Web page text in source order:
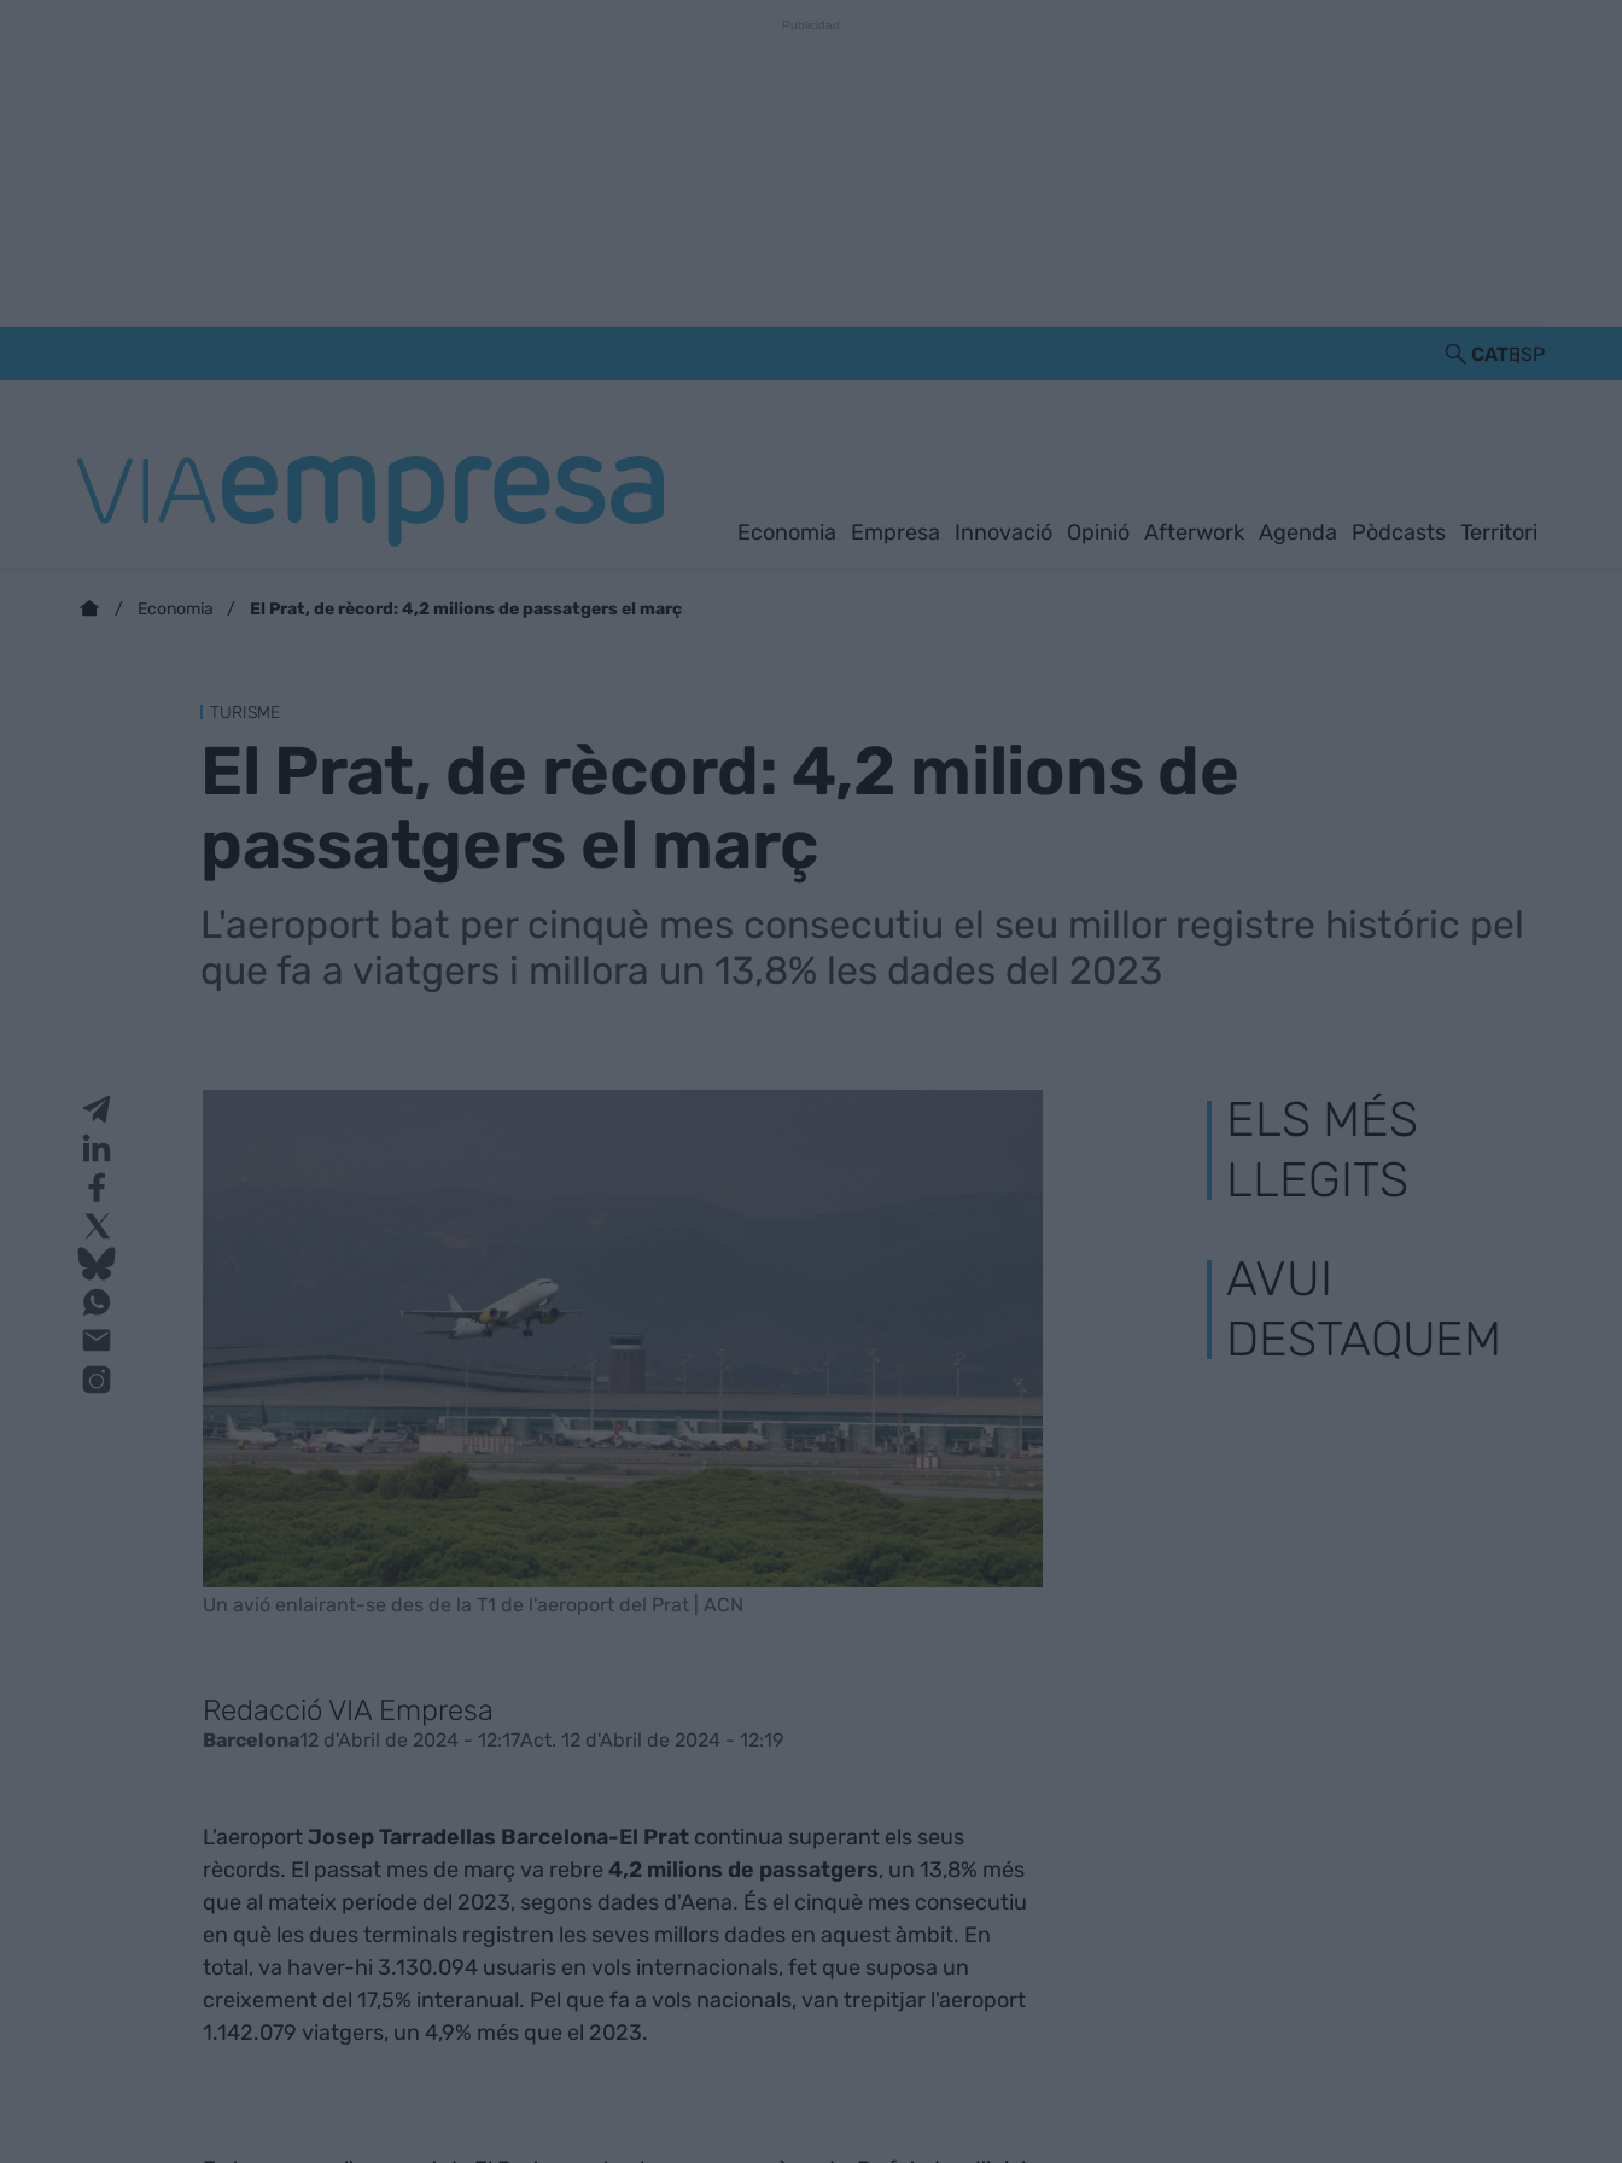
CATESP
Economia Empresa Innovació Opinió Afterwork Agenda Pòdcasts Territori
Economia El Prat, de rècord: 4,2 milions de passatgers el març
TURISME
El Prat, de rècord: 4,2 milions de
passatgers el març
L'aeroport bat per cinquè mes consecutiu el seu millor registre históric pel
que fa a viatgers i millora un 13,8% les dades del 2023
Un avió enlairant-se des de la T1 de l'aeroport del Prat | ACN
Redacció VIA Empresa
Barcelona12 d'Abril de 2024 - 12:17Act. 12 d'Abril de 2024 - 12:19
L'aeroportJosep Tarradellas Barcelona-El Pratcontinua superant els seus
rècords. El passat mes de març va rebre 4,2 milions de passatgers, un 13,8% més
que al mateix període del 2023, segons dades d'Aena. És el cinquè mes consecutiu
en què les dues terminals registren les seves millors dades en aquest àmbit. En
total, va haver-hi 3.130.094 usuaris en vols internacionals, fet que suposa un
creixement del 17,5% interanual. Pel que fa a vols nacionals, van trepitjar l'aeroport
1.142.079 viatgers, un 4,9% més que el 2023.
ELS MÉS
LLEGITS
AVUI
DESTAQUEM